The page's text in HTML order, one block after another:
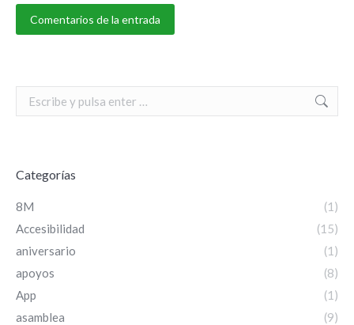
Comentarios de la entrada
Search:
Categorías
8M
(1)
Accesibilidad
(15)
aniversario
(1)
apoyos
(8)
App
(1)
asamblea
(9)